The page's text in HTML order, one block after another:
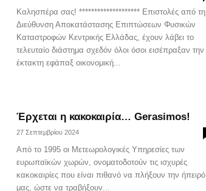
Καλησπέρα σας! ******************** Επιστολές από τη
Διεύθυνση Αποκατάστασης Επιπτώσεων Φυσικών
Καταστροφών Κεντρικής Ελλάδας, έχουν λάβει το
τελευταίο διάστημα σχεδόν όλοι όσοι εισέπραξαν την
έκτακτη εφάπαξ οικονομική...
Έρχεται η κακοκαιρία… Gerasimos!
27 Σεπτεμβρίου 2024
Από το 1995 οι Μετεωρολογικές Υπηρεσίες των
ευρωπαϊκών χωρών, ονοματοδοτούν τις ισχυρές
κακοκαιρίες που είναι πιθανό να πλήξουν την ήπειρό
μας, ώστε να τραβήξουν...